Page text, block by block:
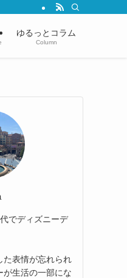
ゆるっとコラム
Column
でディズニーデ
た表情が忘れられ
が生活の一部にな